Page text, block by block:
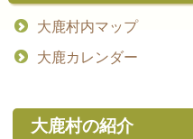
大鹿村内マップ
大鹿カレンダー
大鹿村の紹介